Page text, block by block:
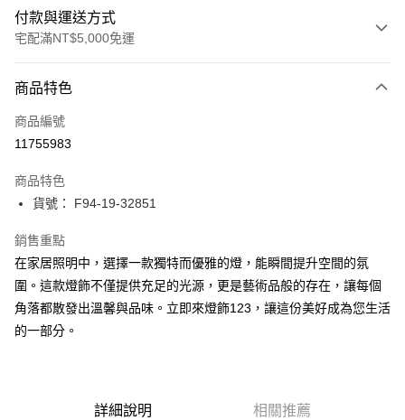
付款與運送方式
宅配滿NT$5,000免運
信用卡一次付款
LINE Pay
街口支付
悠遊付
Google Pay
全盈+PAY
AFTEE先享後付
商品特色
商品編號
11755983
商品特色
貨號： F94-19-32851
銷售重點
在家居照明中，選擇一款獨特而優雅的燈，能瞬間提升空間的氛
圍。這款燈飾不僅提供充足的光源，更是藝術品般的存在，讓每個
角落都散發出溫馨與品味。立即來燈飾123，讓這份美好成為您生活
的一部分。
詳細說明 相關推薦